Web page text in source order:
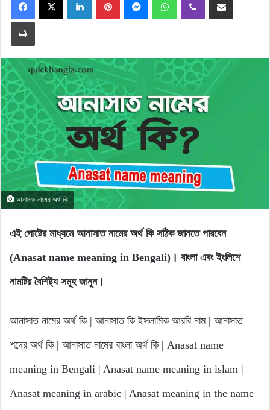
Print
আনাসাত নামের অর্থ কি
এই পোষ্টের মাধ্যমে আনাসাত নামের অর্থ কি সঠিক জানতে পারবেন
(Anasat name meaning in Bengali)। বাংলা এবং ইংলিশে
নামটির বৈশিষ্ট্য সমূহ জানুন।
আনাসাত নামের অর্থ কি | আনাসাত কি ইসলামিক আরবি নাম | আনাসাত
শব্দের অর্থ কি | আনাসাত নামের বাংলা অর্থ কি | Anasat name
meaning in Bengali | Anasat name meaning in islam |
Anasat meaning in arabic | Anasat meaning in the name